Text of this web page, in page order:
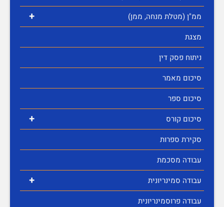
+
ממ"ן (מטלת מנחה, ממן)
מצגת
ניתוח פסק דין
סיכום מאמר
סיכום ספר
+
סיכום קורס
סקירת ספרות
עבודה מסכמת
+
עבודה סמינריונית
עבודה פרוסמינריונית